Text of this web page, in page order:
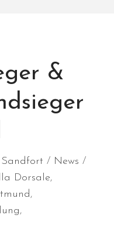
&
Sandfort
News
Dorsale,
,
,